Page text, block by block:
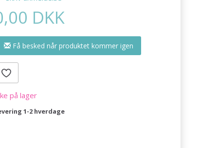
DKK
Få besked når produktet kommer igen
på lager
1-2 hverdage